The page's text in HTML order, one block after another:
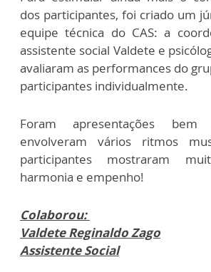
dos participantes, foi criado um
equipe técnica do CAS: a
assistente social Valdete e
avaliaram as performances do
participantes individualmente.
Foram apresentações bem
envolveram vários ritmos
participantes mostraram
harmonia e empenho!
Colaborou:
Valdete Reginaldo Zago
Assistente Social